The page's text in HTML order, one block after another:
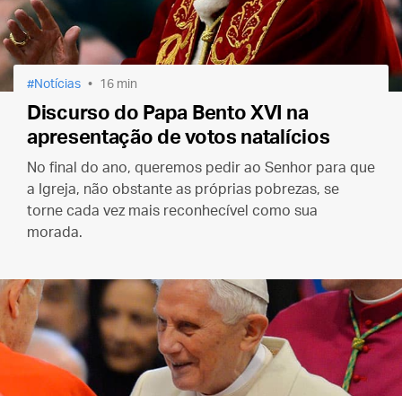
Notícias 16 min
Discurso do Papa Bento XVI na
apresentação de votos natalícios
No final do ano, queremos pedir ao Senhor para que
a Igreja, não obstante as próprias pobrezas, se
torne cada vez mais reconhecível como sua
morada.